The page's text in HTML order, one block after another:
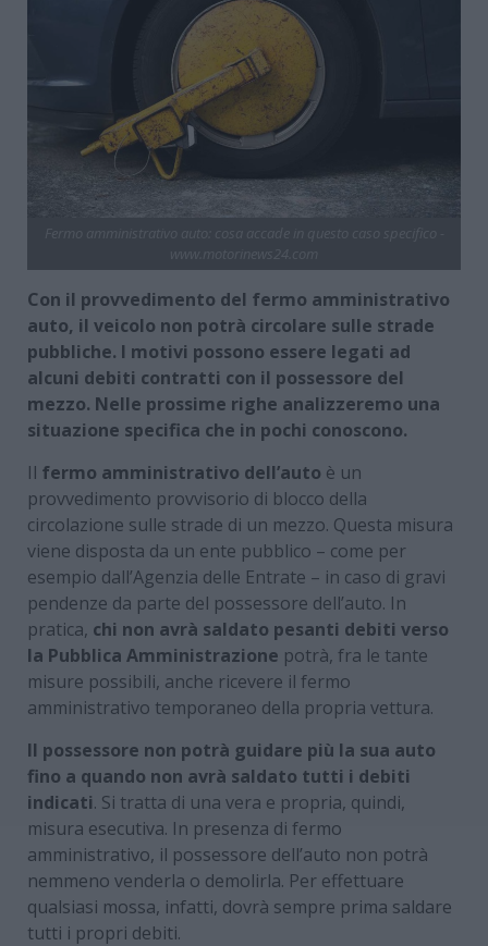
Con il provvedimento del fermo amministrativo
auto, il veicolo non potrà circolare sulle strade
pubbliche. I motivi possono essere legati ad
alcuni debiti contratti con il possessore del
mezzo. Nelle prossime righe analizzeremo una
situazione specifica che in pochi conoscono.
Il fermo amministrativo dell’auto è un
provvedimento provvisorio di blocco della
circolazione sulle strade di un mezzo. Questa misura
viene disposta da un ente pubblico – come per
esempio dall’Agenzia delle Entrate – in caso di gravi
pendenze da parte del possessore dell’auto. In
pratica, chi non avrà saldato pesanti debiti verso
la Pubblica Amministrazione potrà, fra le tante
misure possibili, anche ricevere il fermo
amministrativo temporaneo della propria vettura.
Il possessore non potrà guidare più la sua auto
fino a quando non avrà saldato tutti i debiti
indicati. Si tratta di una vera e propria, quindi,
misura esecutiva. In presenza di fermo
amministrativo, il possessore dell’auto non potrà
nemmeno venderla o demolirla. Per effettuare
qualsiasi mossa, infatti, dovrà sempre prima saldare
tutti i propri debiti.